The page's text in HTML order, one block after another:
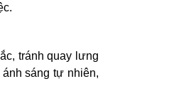
tránh quay lưng
sáng tự nhiên,